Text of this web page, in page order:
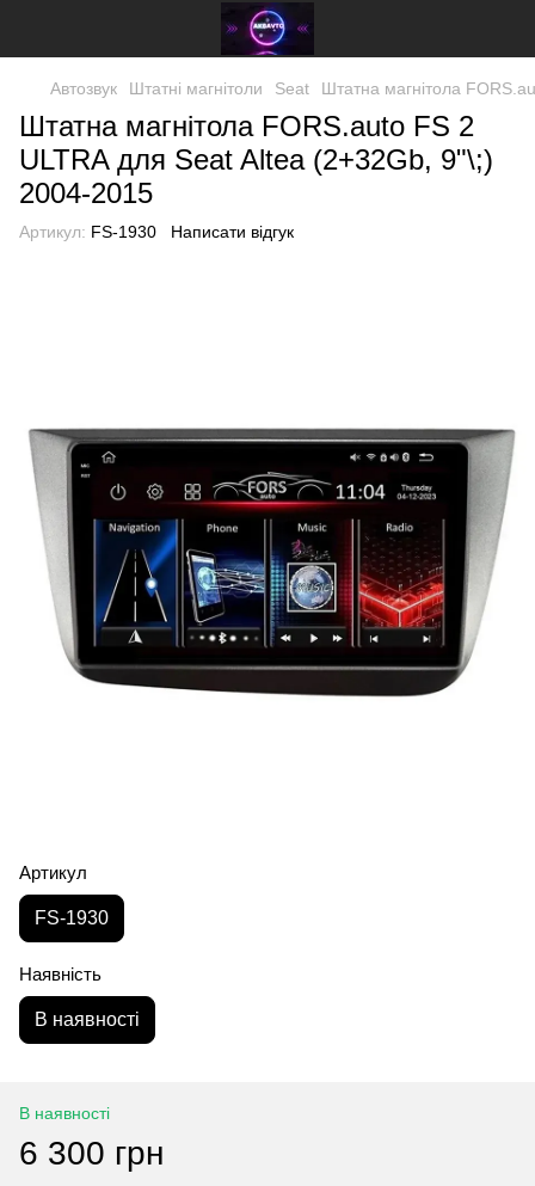
Автозвук Штатні магнітоли Seat Штатна магнітола
Штатна магнітола FORS.auto FS 2
ULTRA для Seat Altea (2+32Gb, 9"\;)
2004-2015
Артикул: FS-1930 Написати відгук
Артикул
FS-1930
Наявність
В наявності
В наявності
6 300 грн